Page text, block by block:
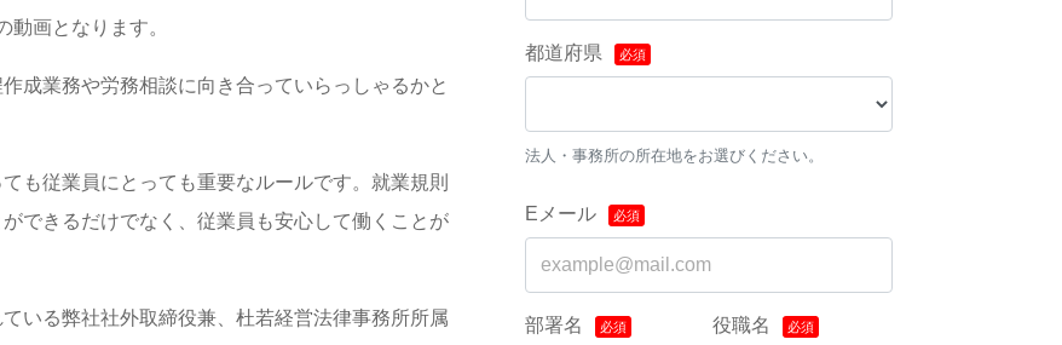
画となります。
成業務や労務相談に向き合っていらっしゃるかと
も従業員にとっても重要なルールです。就業規則
できるだけでなく、従業員も安心して働くことが
いる弊社社外取締役兼、杜若経営法律事務所所属
都道府県
法人・事務所の所在地をお選びください。
Eメール
部署名 役職名